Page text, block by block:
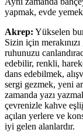
yapmak, evde
Akrep: Yükselen
Sizin için
ruhunuzu
edebilir, renkli,
dans edebilmek,
sergi gezmek, yeni
zamanda yazı
çevrenizle kahve
açılan yerlere ve
iyi gelen alanlardır.